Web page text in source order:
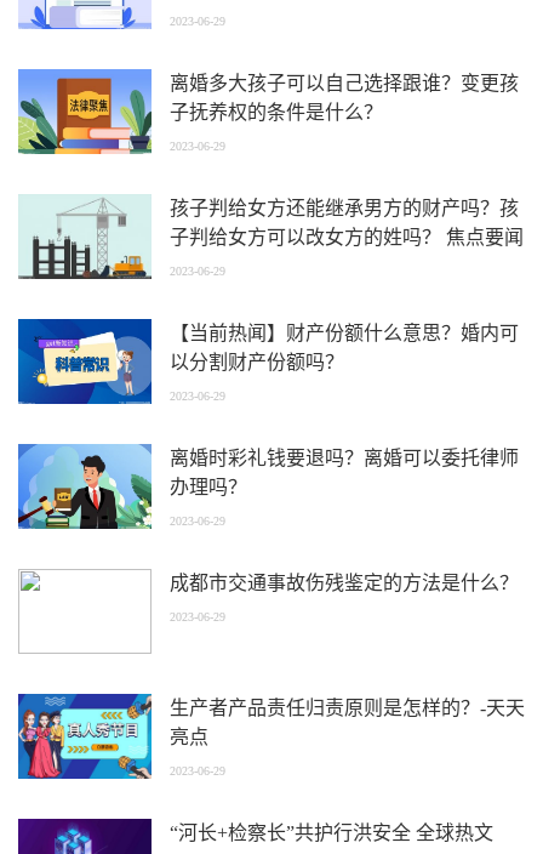
2023-06-29
离婚多大孩子可以自己选择跟谁？变更孩
子抚养权的条件是什么？
2023-06-29
孩子判给女方还能继承男方的财产吗？孩
子判给女方可以改女方的姓吗？ 焦点要闻
2023-06-29
【当前热闻】财产份额什么意思？婚内可
以分割财产份额吗？
2023-06-29
离婚时彩礼钱要退吗？离婚可以委托律师
办理吗？
2023-06-29
成都市交通事故伤残鉴定的方法是什么？
2023-06-29
生产者产品责任归责原则是怎样的？-天天
亮点
2023-06-29
“河长+检察长”共护行洪安全 全球热文